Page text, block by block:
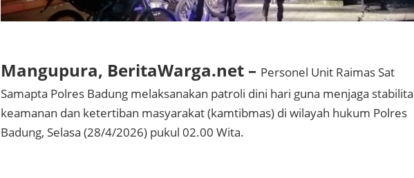
Mangupura, BeritaWarga.net – Personel Unit Raimas Sat
Samapta Polres Badung melaksanakan patroli dini hari guna menjaga
keamanan dan ketertiban masyarakat (kamtibmas) di wilayah hukum Polres
Badung, Selasa (28/4/2026) pukul 02.00 Wita.